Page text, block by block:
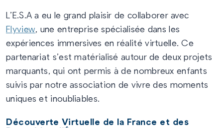
L’E.S.A a eu le grand plaisir de collaborer avec
Flyview, une entreprise spécialisée dans les
expériences immersives en réalité virtuelle. Ce
partenariat s’est matérialisé autour de deux projets
marquants, qui ont permis à de nombreux enfants
suivis par notre association de vivre des moments
uniques et inoubliables.
Découverte Virtuelle de la France et des